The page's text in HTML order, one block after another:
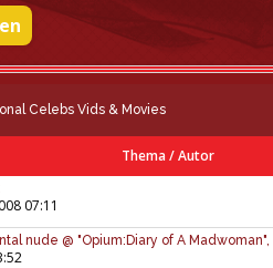
Celebs Vids & Movies
Thema/Autor
07:11
nude @ "Opium:Diary of A